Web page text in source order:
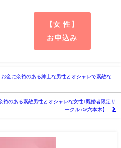
【女 性】
お申込み
金に余裕のある紳士な男性とオシャレで素敵な
裕のある素敵男性とオシャレな女性♪既婚者限定サ
ークル♪＠六本木】